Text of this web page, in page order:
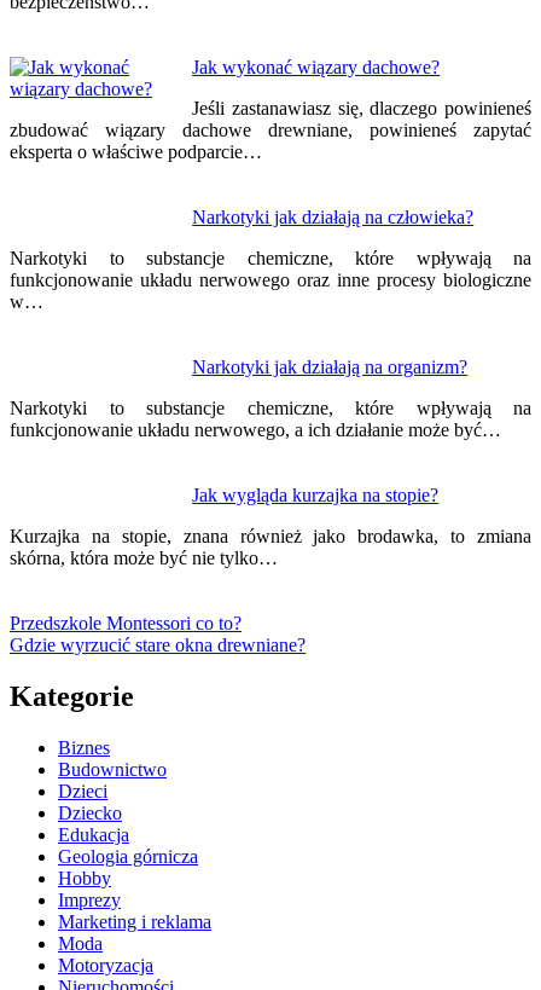
Jak wykonać wiązary dachowe?
Jeśli zastanawiasz się, dlaczego powinieneś
zbudować wiązary dachowe drewniane, powinieneś zapytać
eksperta o właściwe podparcie…
Narkotyki jak działają na człowieka?
Narkotyki to substancje chemiczne, które wpływają na
funkcjonowanie układu nerwowego oraz inne procesy biologiczne
w…
Narkotyki jak działają na organizm?
Narkotyki to substancje chemiczne, które wpływają na
funkcjonowanie układu nerwowego, a ich działanie może być…
Jak wygląda kurzajka na stopie?
Kurzajka na stopie, znana również jako brodawka, to zmiana
skórna, która może być nie tylko…
Przedszkole Montessori co to?
Gdzie wyrzucić stare okna drewniane?
Kategorie
Biznes
Budownictwo
Dzieci
Dziecko
Edukacja
Geologia górnicza
Hobby
Imprezy
Marketing i reklama
Moda
Motoryzacja